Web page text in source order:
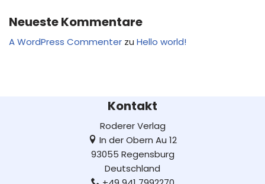
Neueste Kommentare
A WordPress Commenter zu Hello world!
Kontakt
Roderer Verlag
In der Obern Au 12
93055 Regensburg
Deutschland